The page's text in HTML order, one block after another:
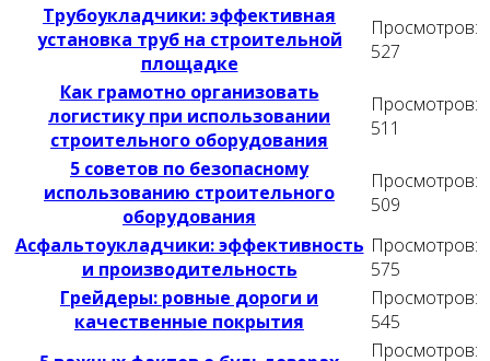
Трубоукладчики: эффективная
установка труб на строительной
площадке
Просмотров:
527
Как грамотно организовать
логистику при использовании
строительного оборудования
Просмотров:
511
5 советов по безопасному
использованию строительного
оборудования
Просмотров:
509
Асфальтоукладчики: эффективность
и производительность
Просмотров:
575
Грейдеры: ровные дороги и
качественные покрытия
Просмотров:
545
Просмотров: